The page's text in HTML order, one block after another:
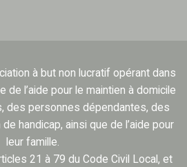
à but non lucratif opérant dans
de l’aide pour le maintien à domicile
des personnes dépendantes, des
handicap, ainsi que de l’aide pour
leur famille.
21 à 79 du Code Civil Local, et